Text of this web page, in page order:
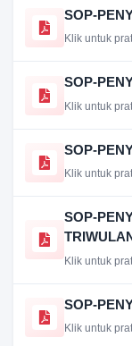
SOP-
Klik untuk
SOP-
Klik untuk
SOP-
Klik untuk
SOP-
Klik untuk
SOP-
Klik untuk